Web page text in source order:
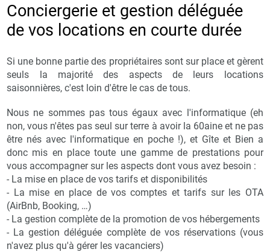
Conciergerie et gestion déléguée
de vos locations en courte durée
Si une bonne partie des propriétaires sont sur place et gèrent
seuls la majorité des aspects de leurs locations
saisonnières, c'est loin d'être le cas de tous.
Nous ne sommes pas tous égaux avec l'informatique (eh
non, vous n'êtes pas seul sur terre à avoir la 60aine et ne pas
être nés avec l'informatique en poche !), et Gîte et Bien a
donc mis en place toute une gamme de prestations pour
vous accompagner sur les aspects dont vous avez besoin :
- La mise en place de vos tarifs et disponibilités
- La mise en place de vos comptes et tarifs sur les OTA
(AirBnb, Booking, …)
- La gestion complète de la promotion de vos hébergements
- La gestion déléguée complète de vos réservations (vous
n'avez plus qu'à gérer les vacanciers)